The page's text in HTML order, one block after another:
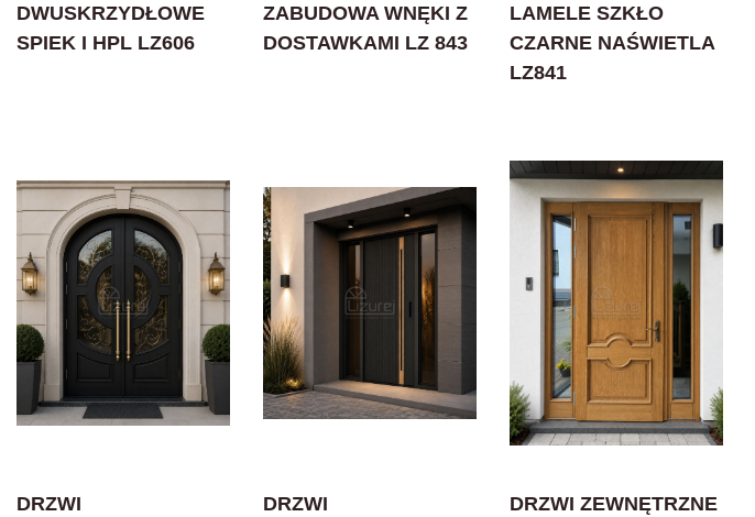
DWUSKRZYDŁOWE
SPIEK I HPL LZ606
ZABUDOWA WNĘKI Z
DOSTAWKAMI LZ 843
LAMELE SZKŁO
CZARNE NAŚWIETLA
LZ841
DRZWI
DRZWI
DRZWI ZEWNĘTRZNE